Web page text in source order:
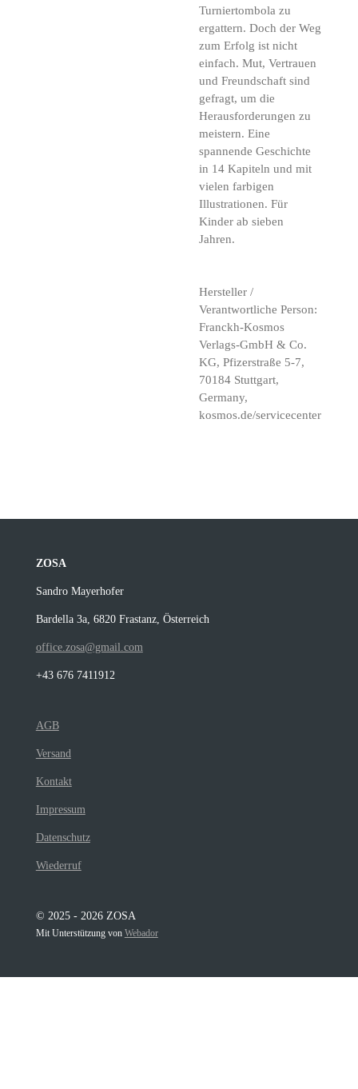
Turniertombola zu
ergattern. Doch der Weg
zum Erfolg ist nicht
einfach. Mut, Vertrauen
und Freundschaft sind
gefragt, um die
Herausforderungen zu
meistern. Eine
spannende Geschichte
in 14 Kapiteln und mit
vielen farbigen
Illustrationen. Für
Kinder ab sieben
Jahren.
Hersteller /
Verantwortliche Person:
Franckh-Kosmos
Verlags-GmbH & Co.
KG, Pfizerstraße 5-7,
70184 Stuttgart,
Germany,
kosmos.de/servicecenter
ZOSA
Sandro Mayerhofer
Bardella 3a, 6820 Frastanz, Österreich
office.zosa@gmail.com
+43 676 7411912
AGB
Versand
Kontakt
Impressum
Datenschutz
Wiederruf
© 2025 - 2026 ZOSA
Mit Unterstützung von Webador